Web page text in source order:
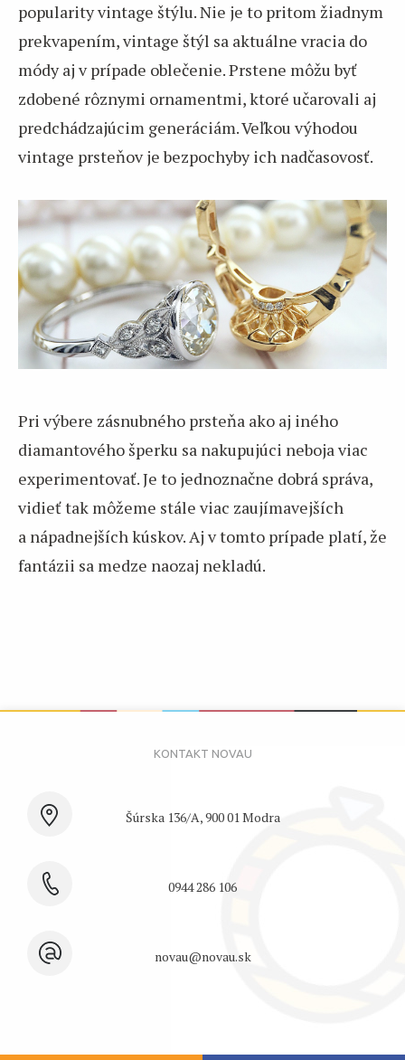
popularity vintage štýlu. Nie je to pritom žiadnym
prekvapením, vintage štýl sa aktuálne vracia do
módy aj v prípade oblečenie. Prstene môžu byť
zdobené rôznymi ornamentmi, ktoré učarovali aj
predchádzajúcim generáciám. Veľkou výhodou
vintage prsteňov je bezpochyby ich nadčasovosť.
Pri výbere zásnubného prsteňa ako aj iného
diamantového šperku sa nakupujúci neboja viac
experimentovať. Je to jednoznačne dobrá správa,
vidieť tak môžeme stále viac zaujímavejších
a nápadnejších kúskov. Aj v tomto prípade platí, že
fantázii sa medze naozaj nekladú.
Šúrska 136/A, 900 01 Modra
0944 286 106
novau@novau.sk